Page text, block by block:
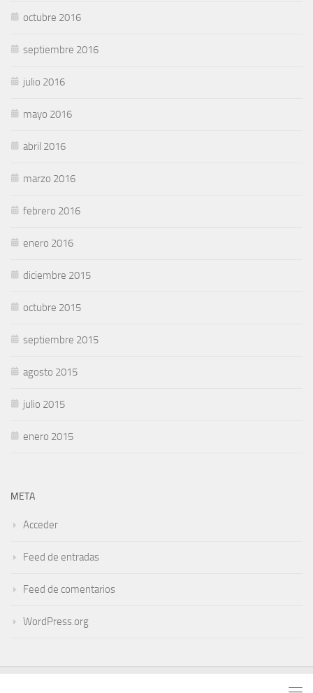
octubre 2016
septiembre 2016
julio 2016
mayo 2016
abril 2016
marzo 2016
febrero 2016
enero 2016
diciembre 2015
octubre 2015
septiembre 2015
agosto 2015
julio 2015
enero 2015
META
Acceder
Feed de entradas
Feed de comentarios
WordPress.org